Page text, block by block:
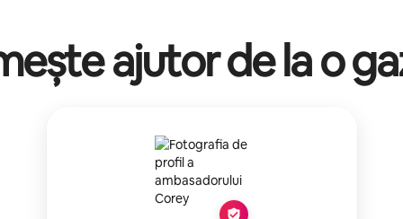
ajutor de la o